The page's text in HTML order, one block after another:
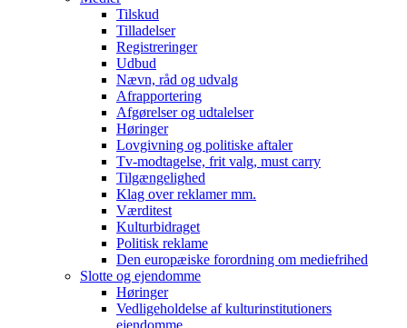
Tilskud
Tilladelser
Registreringer
Udbud
Nævn, råd og udvalg
Afrapportering
Afgørelser og udtalelser
Høringer
Lovgivning og politiske aftaler
Tv-modtagelse, frit valg, must carry
Tilgængelighed
Klag over reklamer mm.
Værditest
Kulturbidraget
Politisk reklame
Den europæiske forordning om mediefrihed
Slotte og ejendomme
Høringer
Vedligeholdelse af kulturinstitutioners
ejendomme